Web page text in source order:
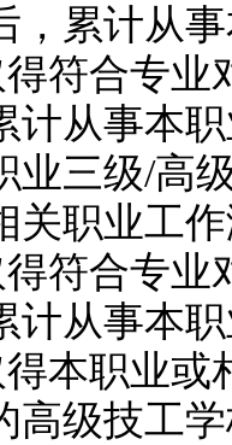
，累计从
符合专业
计从事本
业三级/高
关职业工
符合专业
计从事本
本职业或
高级技工